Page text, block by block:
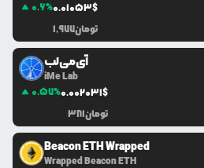
0.6%0.01053$
1,977تومان
آی‌می‌لب
iMe Lab
0.57%0.002031$
381تومان
Beacon ETH Wrapped
Wrapped Beacon ETH